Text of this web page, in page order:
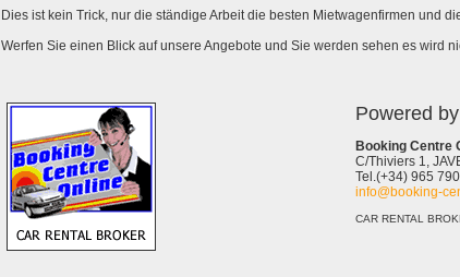
Dies ist kein Trick, nur die ständige Arbeit die besten Mietwagenfirmen und
Werfen Sie einen Blick auf unsere Angebote und Sie werden sehen es wird
Powered
Booking Centre
C/Thiviers 1,
Tel.(+34) 965
info@booking-
CAR RENTAL